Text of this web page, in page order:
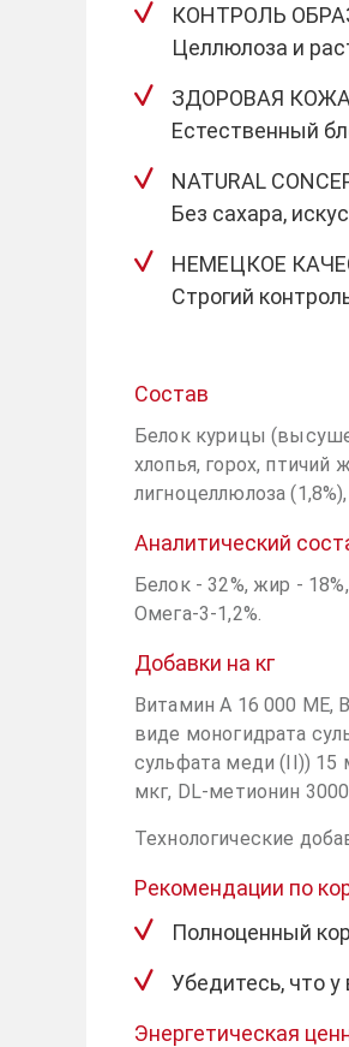
КОНТРОЛЬ
Целлюлоза и
ЗДОРОВАЯ
Естественный
NATURAL
Без сахара,
НЕМЕЦКОЕ
Строгий
Состав
Белок курицы
хлопья, горох, птичий
лигноцеллюлоза
Аналитический
Белок - 32%, жир -
Омега-3-1,2%.
Добавки на кг
Витамин А 16 000 МЕ,
виде моногидрата
сульфата меди (II)) 15
мкг, DL-метионин
Технологические
Рекомендации по
Полноценный
Убедитесь, что
Энергетическая